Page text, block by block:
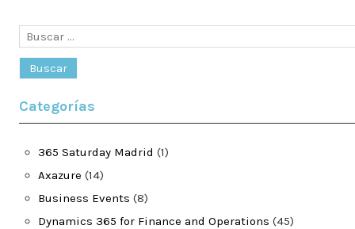
Buscar:
Categorías
365 Saturday Madrid (1)
Axazure (14)
Business Events (8)
Dynamics 365 for Finance and Operations (45)